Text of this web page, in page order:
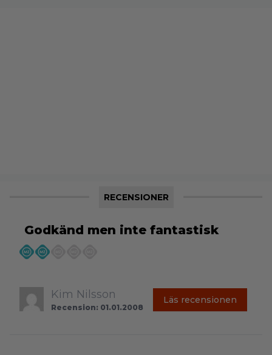
RECENSIONER
Godkänd men inte fantastisk
Kim Nilsson
Recension: 01.01.2008
Läs recensionen